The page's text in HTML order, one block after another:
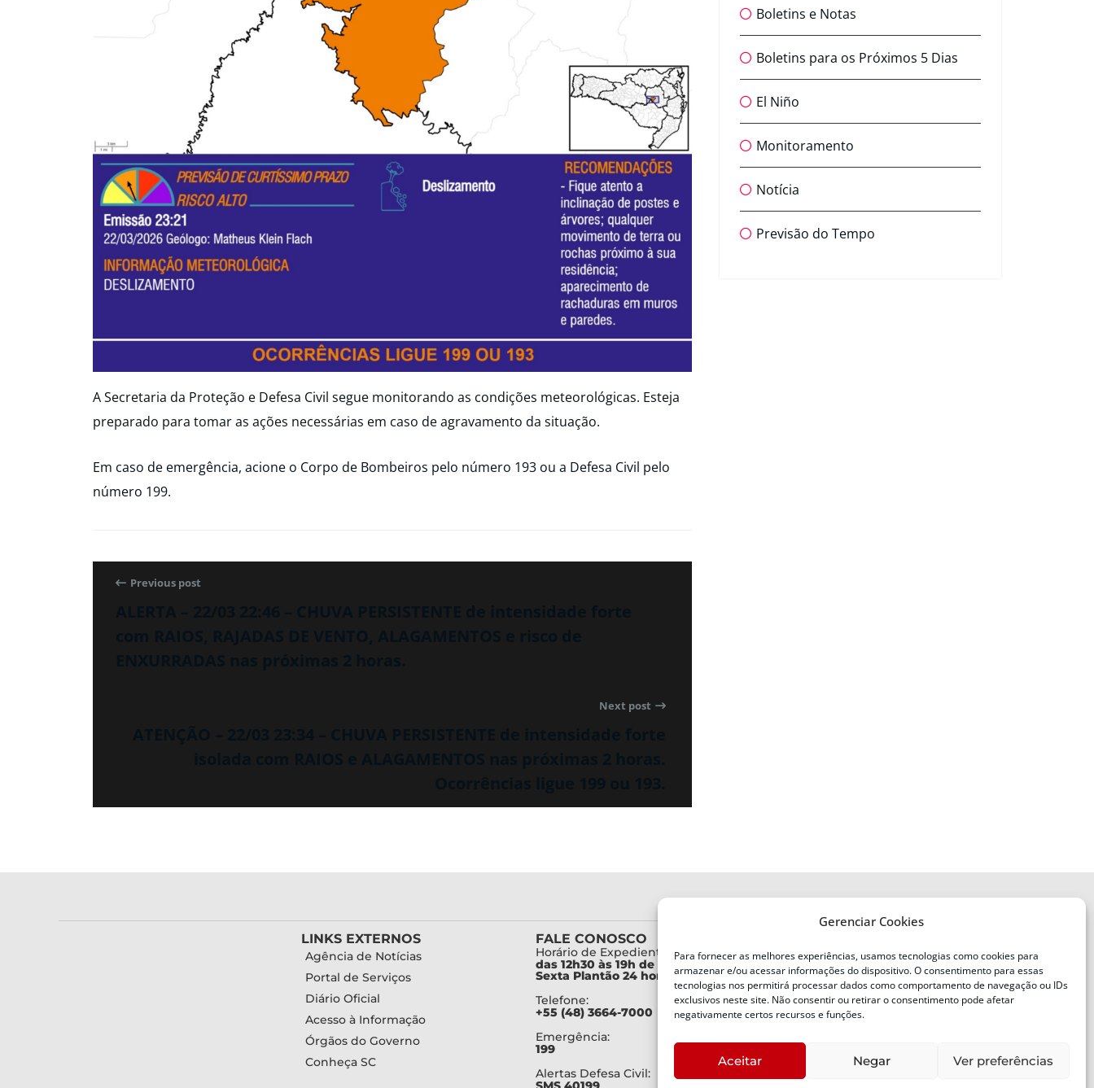
Gerenciar Cookies
Para fornecer as melhores experiências, usamos tecnologias como cookies para
armazenar e/ou acessar informações do dispositivo. O consentimento para essas
tecnologias nos permitirá processar dados como comportamento de navegação ou IDs
exclusivos neste site. Não consentir ou retirar o consentimento pode afetar
negativamente certos recursos e funções.
Aceitar Negar Ver preferências
A Secretaria da Proteção e Defesa Civil segue monitorando as condições meteorológicas. Esteja
preparado para tomar as ações necessárias em caso de agravamento da situação.
Em caso de emergência, acione o Corpo de Bombeiros pelo número 193 ou a Defesa Civil pelo
número 199.
Previous post
Next post
Boletins e Notas
Boletins para os Próximos 5 Dias
El Niño
Monitoramento
Notícia
Previsão do Tempo
LINKS EXTERNOS
Agência de Notícias
Portal de Serviços
Diário Oficial
Acesso à Informação
Órgãos do Governo
Conheça SC
FALE CONOSCO
Horário de Expediente:
das 12h30 às 19h de Segunda a
Sexta Plantão 24 horas diariamente
Telefone:
+55 (48) 3664-7000
Emergência:
199
Alertas Defesa Civil:
Defesa Civil do Estado de Santa
Catarina
Av. Ivo Silveira, nº 2320
Bairro:
Capoeiras, Florianópolis, SC
88085-001